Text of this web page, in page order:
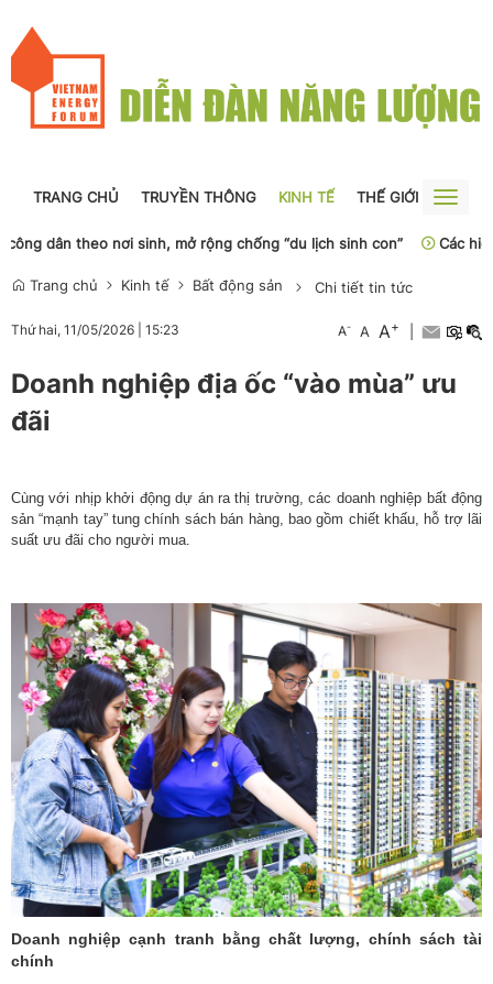
TRANG CHỦ TRUYỀN THÔNG KINH TẾ THẾ GIỚI
Toggle
theo nơi sinh, mở rộng chống “du lịch sinh con”
Các hiệp
Trang chủ Kinh tế Bất động sản Chi tiết tin tức
Thứ hai, 11/05/2026 15:23 A- A A+
Doanh nghiệp địa ốc “vào mùa” ưu
đãi
Cùng với nhịp khởi động dự án ra thị trường, các doanh nghiệp bất động
sản “mạnh tay” tung chính sách bán hàng, bao gồm chiết khấu, hỗ trợ lãi
suất ưu đãi cho người mua.
Doanh nghiệp cạnh tranh bằng chất lượng, chính sách tài
chính